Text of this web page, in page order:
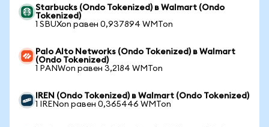
Starbucks (Ondo Tokenized) в Walmart (Ondo
Tokenized)
1 SBUXon равен 0,937894 WMTon
Palo Alto Networks (Ondo Tokenized) в Walmart
(Ondo Tokenized)
1 PANWon равен 3,2184 WMTon
IREN (Ondo Tokenized) в Walmart (Ondo Tokenized)
1 IRENon равен 0,365446 WMTon